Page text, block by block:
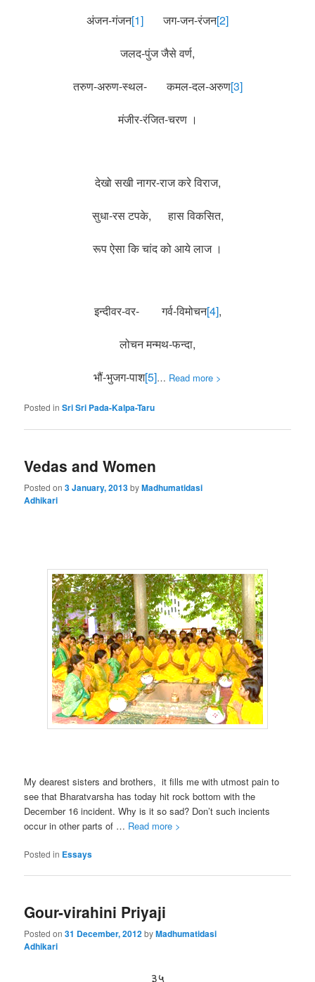
अंजन-गंजन[1] जग-जन-रंजन[2]
जलद-पुंज जैसे वर्ण,
तरुण-अरुण-स्थल- कमल-दल-अरुण[3]
मंजीर-रंजित-चरण ।
देखो सखी नागर-राज करे विराज,
सुधा-रस टपके, हास विकसित,
रूप ऐसा कि चांद को आये लाज ।
इन्दीवर-वर- गर्व-विमोचन[4],
लोचन मन्मथ-फन्दा,
भौं-भुजग-पाश[5]… Read more >
Posted in Sri Sri Pada-Kalpa-Taru
Vedas and Women
Posted on3 January, 2013byMadhumatidasi
Adhikari
My dearest sisters and brothers, it fills me with utmost pain to
see that Bharatvarsha has today hit rock bottom with the
December 16 incident. Why is it so sad? Don’t such incients
occur in other parts of … Read more >
Posted in Essays
Gour-virahini Priyaji
Posted on31 December, 2012byMadhumatidasi
Adhikari
३५